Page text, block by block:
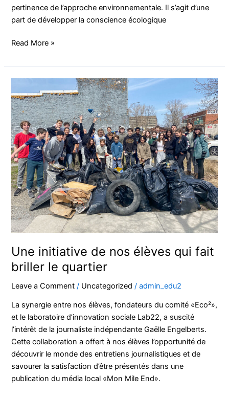
pertinence de l’approche environnementale. Il s’agit d’une
part de développer la conscience écologique
Read More »
Une initiative de nos élèves qui fait
briller le quartier
Leave a Comment / Uncategorized /admin_edu2
La synergie entre nos élèves, fondateurs du comité «Eco²»,
et le laboratoire d’innovation sociale Lab22, a suscité
l’intérêt de la journaliste indépendante Gaëlle Engelberts.
Cette collaboration a offert à nos élèves l’opportunité de
découvrir le monde des entretiens journalistiques et de
savourer la satisfaction d’être présentés dans une
publication du média local «Mon Mile End».
initiative
de
nos
élèves
qui
fait
briller
le
quartier